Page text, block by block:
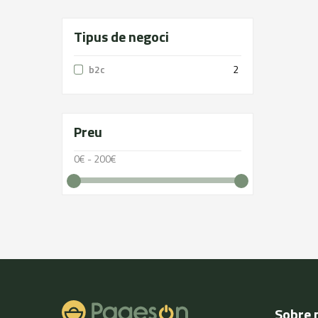
Tipus de negoci
b2c 2
Preu
0€ - 200€